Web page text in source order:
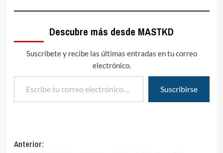
Descubre más desde MASTKD
Suscríbete y recibe las últimas entradas en tu correo
electrónico.
Escribe tu correo electrónico…
Suscribirse
Navegación
Anterior: